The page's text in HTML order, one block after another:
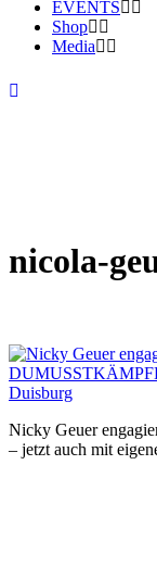
EVENTS
Shop
Media
nicola-
Nicky Geuer
– jetzt auch mit